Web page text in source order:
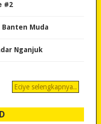
#2
Banten Muda
Nganjuk
Eciye selengkapnya..